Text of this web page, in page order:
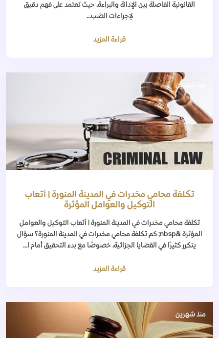
القانونية الفاصلة بين الإدانة والبراءة، حيث تعتمد على فهم دقيق
لإجراءات الضب...
قراءة المزيد
منذ شهرين
تكلفة محامي مخدرات في المدينة المنورة | أتعاب
التوكيل والعوامل المؤثرة
تكلفة محامي مخدرات في المدينة المنورة | أتعاب التوكيل والعوامل
المؤثرة &nbsp; كم تكلفة محامي مخدرات في المدينة المنورة؟ سؤال
يتكرر كثيرًا في القضايا الجزائية، خصوصًا مع بدء التحقيق أمام ا...
قراءة المزيد
منذ شهرين